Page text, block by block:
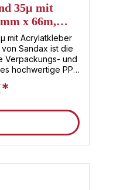
35µ mit
x 66m,
mit Acrylatkleber
Sandax ist die
Verpackungs- und
hochwertige PP-
und die
Büro.Produkt-
Acrylatkleber
zuverlässig auf
Oberflächen –
Die 35µ
beim